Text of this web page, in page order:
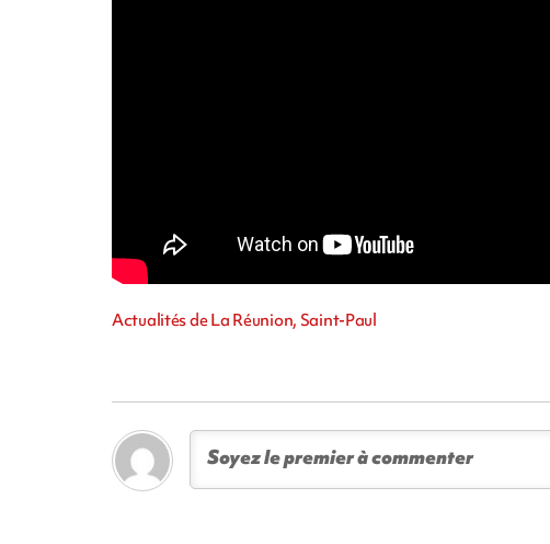
Actualités de La Réunion, Saint-Paul